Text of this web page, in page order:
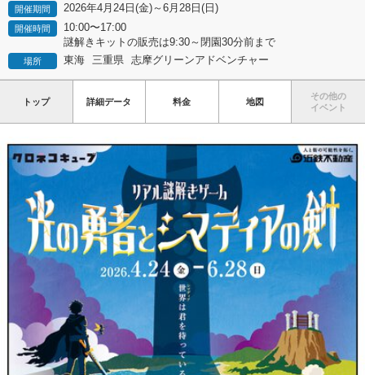
開催期間 2026年4月24日(金)～6月28日(日)
開催時間
10:00〜17:00
謎解きキットの販売は9:30～閉園30分前まで
場所 東海 三重県 志摩グリーンアドベンチャー
トップ 詳細データ 料金 地図
その他の
イベント